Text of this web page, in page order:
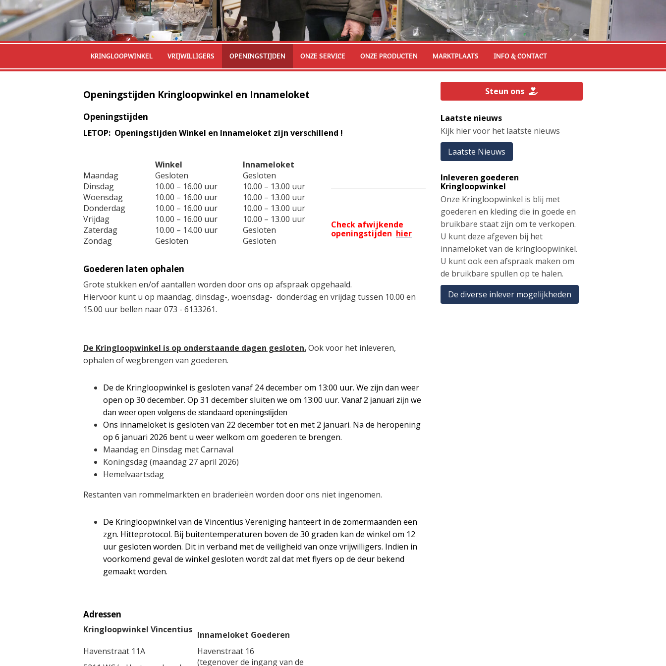
KRINGLOOPWINKEL VRIJWILLIGERS OPENINGSTIJDEN ONZE SERVICE ONZE PRODUCTEN MARKTPLAATS INFO & CONTACT
Openingstijden Kringloopwinkel en Innameloket
Openingstijden
LETOP: Openingstijden Winkel en Innameloket zijn verschillend !
Winkel
Innameloket
Maandag
Gesloten
Gesloten
Dinsdag
10.00 – 16.00 uur
10.00 – 13.00 uur
Woensdag
10.00 – 16.00 uur
10.00 – 13.00 uur
Donderdag
10.00 – 16.00 uur
10.00 – 13.00 uur
Vrijdag
10.00 – 16.00 uur
10.00 – 13.00 uur
Zaterdag
10.00 – 14.00 uur
Gesloten
Zondag
Gesloten Gesloten
Check afwijkende
openingstijden hier
Goederen laten ophalen
Grote stukken en/of aantallen worden door ons op afspraak opgehaald.
Hiervoor kunt u op maandag, dinsdag-, woensdag- donderdag en vrijdag tussen 10.00 en
15.00 uur bellen naar 073 - 6133261.
De Kringloopwinkel is op onderstaande dagen gesloten.Ook voor het inleveren,
ophalen of wegbrengen van goederen.
De de Kringloopwinkel is gesloten vanaf 24 december om 13:00 uur. We zijn dan weer
open op 30 december. Op 31 december sluiten we om 13:00 uur. Vanaf 2 januari zijn we
dan weer open volgens de standaard openingstijden
Ons innameloket is gesloten van 22 december tot en met 2 januari. Na de heropening
op 6 januari 2026 bent u weer welkom om goederen te brengen.
Maandag en Dinsdag met Carnaval
Koningsdag (maandag 27 april 2026)
Hemelvaartsdag
Restanten van rommelmarkten en braderieën worden door ons niet ingenomen.
De Kringloopwinkel van de Vincentius Vereniging hanteert in de zomermaanden een
zgn. Hitteprotocol. Bij buitentemperaturen boven de 30 graden kan de winkel om 12
uur gesloten worden. Dit in verband met de veiligheid van onze vrijwilligers. Indien in
voorkomend geval de winkel gesloten wordt zal dat met flyers op de deur bekend
gemaakt worden.
Adressen
Kringloopwinkel Vincentius Innameloket Goederen
Havenstraat 11A
Havenstraat 16
(tegenover de ingang van de
Steun ons
Laatste nieuws
Kijk hier voor het laatste nieuws
Laatste Nieuws
Inleveren goederen
Kringloopwinkel
Onze Kringloopwinkel is blij met
goederen en kleding die in goede en
bruikbare staat zijn om te verkopen.
U kunt deze afgeven bij het
innameloket van de kringloopwinkel.
U kunt ook een afspraak maken om
de bruikbare spullen op te halen.
De diverse inlever mogelijkheden